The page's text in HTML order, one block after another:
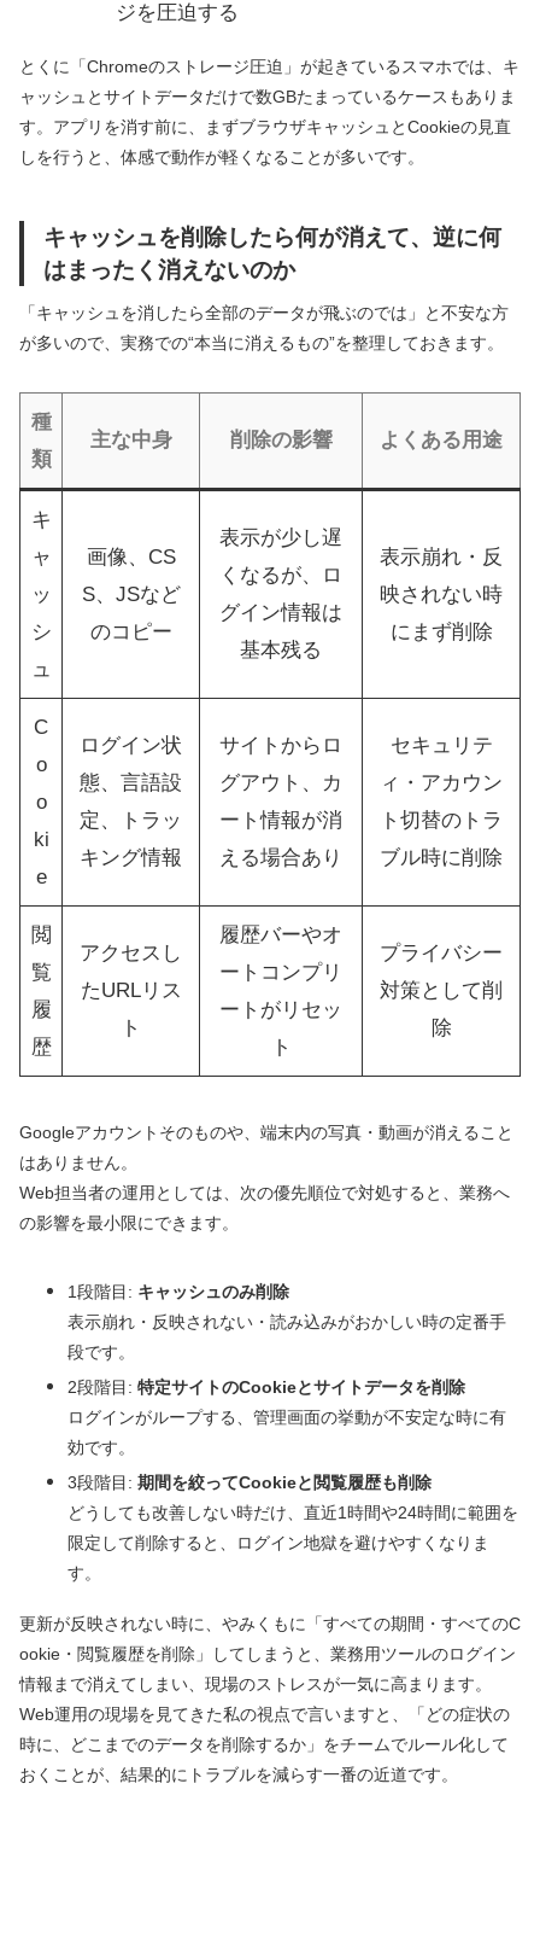
ジを圧迫する
とくに「Chromeのストレージ圧迫」が起きているスマホでは、キ
ャッシュとサイトデータだけで数GBたまっているケースもありま
す。アプリを消す前に、まずブラウザキャッシュとCookieの見直
しを行うと、体感で動作が軽くなることが多いです。
キャッシュを削除したら何が消えて、逆に何
はまったく消えないのか
「キャッシュを消したら全部のデータが飛ぶのでは」と不安な方
が多いので、実務での“本当に消えるもの”を整理しておきます。
種
類
主な中身 削除の影響 よくある用途
キ
ャ
ッ
シ
ュ
画像、CS
S、JSなど
のコピー
表示が少し遅
くなるが、ロ
グイン情報は
基本残る
表示崩れ・反
映されない時
にまず削除
C
o
o
ki
e
ログイン状
態、言語設
定、トラッ
キング情報
サイトからロ
グアウト、カ
ート情報が消
える場合あり
セキュリテ
ィ・アカウン
ト切替のトラ
ブル時に削除
閲
覧
履
歴
アクセスし
たURLリス
ト
履歴バーやオ
ートコンプリ
ートがリセッ
ト
プライバシー
対策として削
除
Googleアカウントそのものや、端末内の写真・動画が消えること
はありません。
Web担当者の運用としては、次の優先順位で対処すると、業務へ
の影響を最小限にできます。
1段階目: キャッシュのみ削除
表示崩れ・反映されない・読み込みがおかしい時の定番手
段です。
2段階目: 特定サイトのCookieとサイトデータを削除
ログインがループする、管理画面の挙動が不安定な時に有
効です。
3段階目: 期間を絞ってCookieと閲覧履歴も削除
どうしても改善しない時だけ、直近1時間や24時間に範囲を
限定して削除すると、ログイン地獄を避けやすくなりま
す。
更新が反映されない時に、やみくもに「すべての期間・すべてのC
ookie・閲覧履歴を削除」してしまうと、業務用ツールのログイン
情報まで消えてしまい、現場のストレスが一気に高まります。
Web運用の現場を見てきた私の視点で言いますと、「どの症状の
時に、どこまでのデータを削除するか」をチームでルール化して
おくことが、結果的にトラブルを減らす一番の近道です。